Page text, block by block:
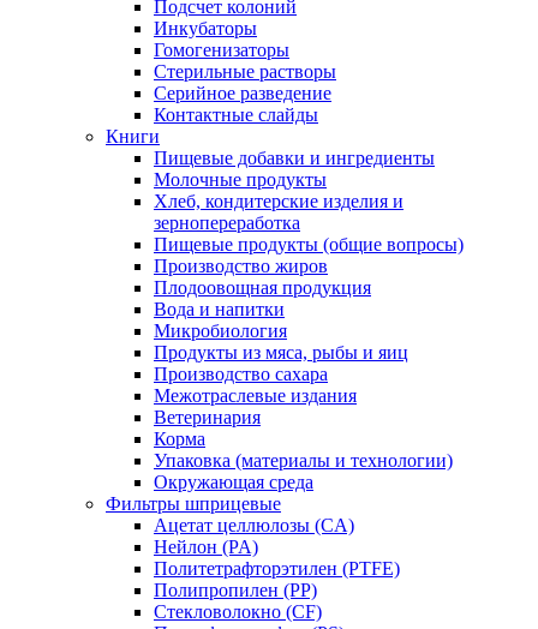
Подсчет колоний
Инкубаторы
Гомогенизаторы
Стерильные растворы
Серийное разведение
Контактные слайды
Книги
Пищевые добавки и ингредиенты
Молочные продукты
Хлеб, кондитерские изделия и
зернопереработка
Пищевые продукты (общие вопросы)
Производство жиров
Плодоовощная продукция
Вода и напитки
Микробиология
Продукты из мяса, рыбы и яиц
Производство сахара
Межотраслевые издания
Ветеринария
Корма
Упаковка (материалы и технологии)
Окружающая среда
Фильтры шприцевые
Ацетат целлюлозы (CA)
Нейлон (PA)
Политетрафторэтилен (PTFE)
Полипропилен (PP)
Стекловолокно (CF)